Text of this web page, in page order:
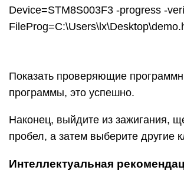
Device=STM8S003F3 -progress -
Показать проверяющие
программы, это успешно.
Наконец, выйдите из зажигания,
пробел, а затем выберите другие
Интеллектуальная